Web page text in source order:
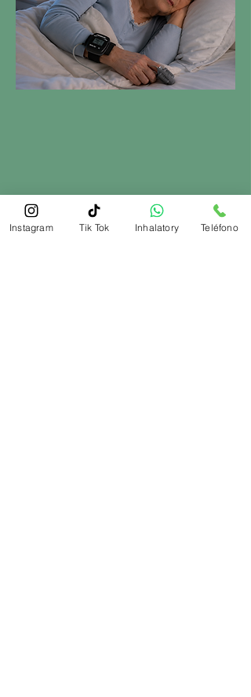
Instagram Tik Tok Inhalatory Teléfono